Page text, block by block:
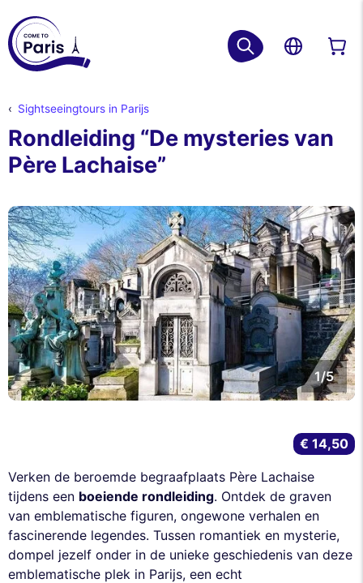
Sightseeingtours in Parijs
Rondleiding “De mysteries van
Père Lachaise”
1/5
Verken de beroemde begraafplaats Père Lachaise
tijdens een boeiende rondleiding. Ontdek de graven
van emblematische figuren, ongewone verhalen en
fascinerende legendes. Tussen romantiek en mysterie,
dompel jezelf onder in de unieke geschiedenis van deze
emblematische plek in Parijs, een echt
€ 14,50